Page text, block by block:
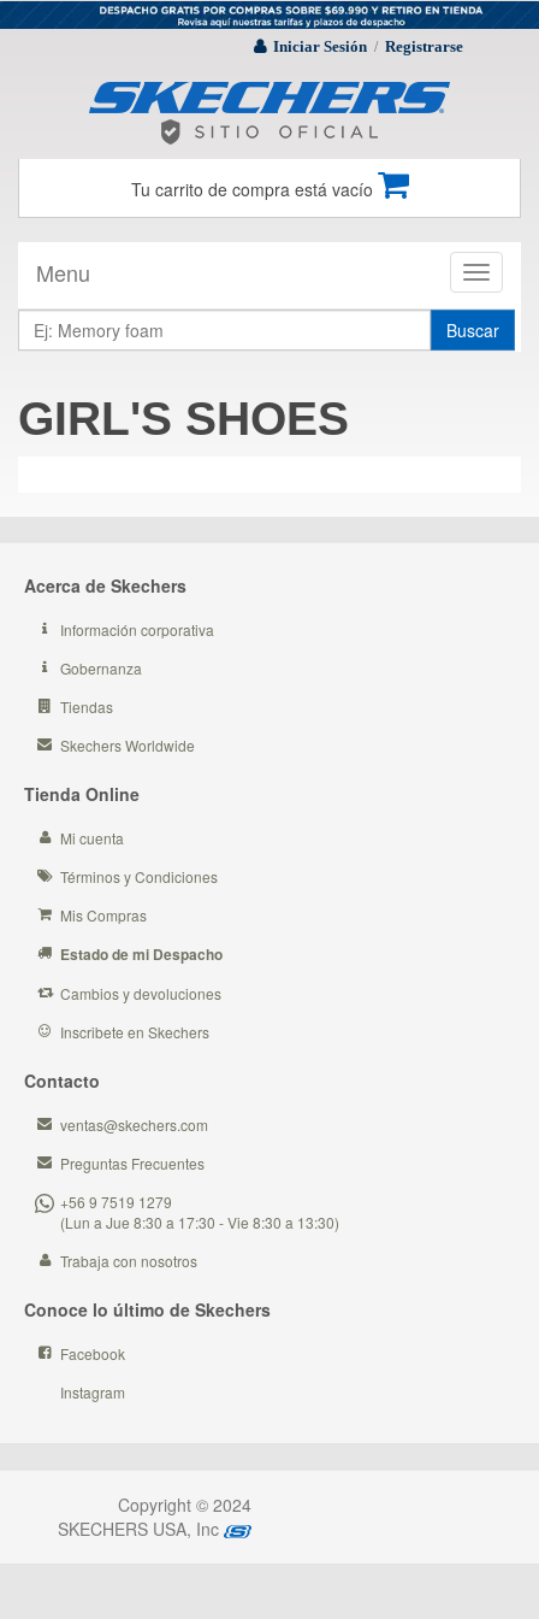
Iniciar Sesión / Registrarse
Tu carrito de compra está vacío
Toggle
Menu
Buscar
GIRL'S SHOES
Acerca de Skechers
Información corporativa
Gobernanza
Tiendas
Skechers Worldwide
Tienda Online
Mi cuenta
Términos y Condiciones
Mis Compras
Estado de mi Despacho
Cambios y devoluciones
Inscribete en Skechers
Contacto
ventas@skechers.com
Preguntas Frecuentes
+56 9 7519 1279
(Lun a Jue 8:30 a 17:30 - Vie 8:30 a 13:30)
Trabaja con nosotros
Conoce lo último de Skechers
Facebook
Instagram
Copyright © 2024
SKECHERS USA, Inc